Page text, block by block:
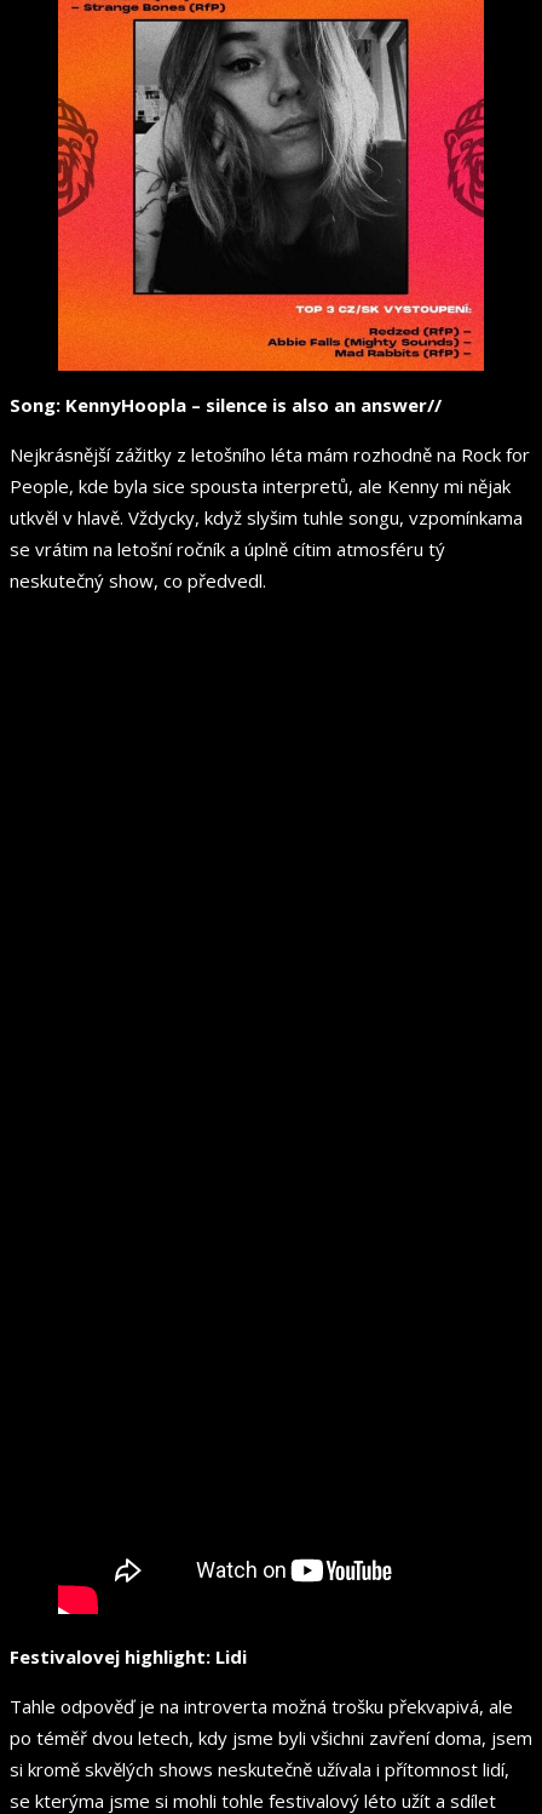
Song: KennyHoopla – silence is also an answer//
Nejkrásnější zážitky z letošního léta mám rozhodně na Rock for
People, kde byla sice spousta interpretů, ale Kenny mi nějak
utkvěl v hlavě. Vždycky, když slyšim tuhle songu, vzpomínkama
se vrátim na letošní ročník a úplně cítim atmosféru tý
neskutečný show, co předvedl.
Festivalovej highlight: Lidi
Tahle odpověď je na introverta možná trošku překvapivá, ale
po téměř dvou letech, kdy jsme byli všichni zavření doma, jsem
si kromě skvělých shows neskutečně užívala i přítomnost lidí,
se kterýma jsme si mohli tohle festivalový léto užít a sdílet